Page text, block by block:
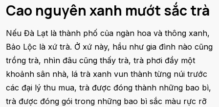
Cao nguyên xanh mướt sắc trà
Nếu Đà Lạt là thành phố của ngàn hoa và thông xanh,
Bảo Lộc là xứ trà. Ở xứ này, hầu như gia đình nào cũng
trồng trà, nhìn đâu cũng thấy trà, trà phơi đầy một
khoảnh sân nhà, lá trà xanh vun thành từng núi trước
các đại lý thu mua, trà được đóng thành những bao bì,
trà được đóng gói trong những bao bì sắc màu rực rỡ